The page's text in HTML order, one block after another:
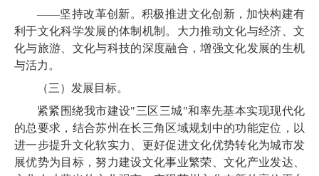
——坚持改革创新。积极推进文化创新，加快构建有
利于文化科学发展的体制机制。大力推动文化与经济、文
化与旅游、文化与科技的深度融合，增强文化发展的生机
与活力。
（三）发展目标。
紧紧围绕我市建设"三区三城"和率先基本实现现代化
的总要求，结合苏州在长三角区域规划中的功能定位， 以
进一步提升文化软实力、更好促进文化优势转化为城市发
展优势为目标， 努力建设文化事业繁荣、文化产业发达、